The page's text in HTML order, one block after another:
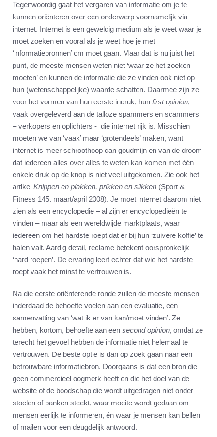
Tegenwoordig gaat het vergaren van informatie om je te
kunnen oriënteren over een onderwerp voornamelijk via
internet. Internet is een geweldig medium als je weet waar je
moet zoeken en vooral als je weet hoe je met
‘informatiebronnen’ om moet gaan. Maar dat is nu juist het
punt, de meeste mensen weten niet ‘waar ze het zoeken
moeten’ en kunnen de informatie die ze vinden ook niet op
hun (wetenschappelijke) waarde schatten. Daarmee zijn ze
voor het vormen van hun eerste indruk, hun first opinion,
vaak overgeleverd aan de talloze spammers en scammers
– verkopers en oplichters - die internet rijk is. Misschien
moeten we van ‘vaak’ maar ‘grotendeels’ maken, want
internet is meer schroothoop dan goudmijn en van de droom
dat iedereen alles over alles te weten kan komen met één
enkele druk op de knop is niet veel uitgekomen. Zie ook het
artikel Knippen en plakken, prikken en slikken (Sport &
Fitness 145, maart/april 2008). Je moet internet daarom niet
zien als een encyclopedie – al zijn er encyclopedieën te
vinden – maar als een wereldwijde marktplaats, waar
iedereen om het hardste roept dat er bij hun ‘zuivere koffie’ te
halen valt. Aardig detail, reclame betekent oorspronkelijk
‘hard roepen’. De ervaring leert echter dat wie het hardste
roept vaak het minst te vertrouwen is.
Na die eerste oriënterende ronde zullen de meeste mensen
inderdaad de behoefte voelen aan een evaluatie, een
samenvatting van ‘wat ik er van kan/moet vinden’. Ze
hebben, kortom, behoefte aan een second opinion, omdat ze
terecht het gevoel hebben de informatie niet helemaal te
vertrouwen. De beste optie is dan op zoek gaan naar een
betrouwbare informatiebron. Doorgaans is dat een bron die
geen commercieel oogmerk heeft en die het doel van de
website of de boodschap die wordt uitgedragen niet onder
stoelen of banken steekt, waar moeite wordt gedaan om
mensen eerlijk te informeren, én waar je mensen kan bellen
of mailen voor een deugdelijk antwoord.